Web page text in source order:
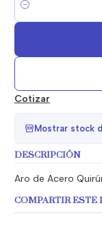
Cantidad
Cotizar
Mostrar stock
DESCRIPCIÓN
Aro de Acero
COMPARTIR ESTE